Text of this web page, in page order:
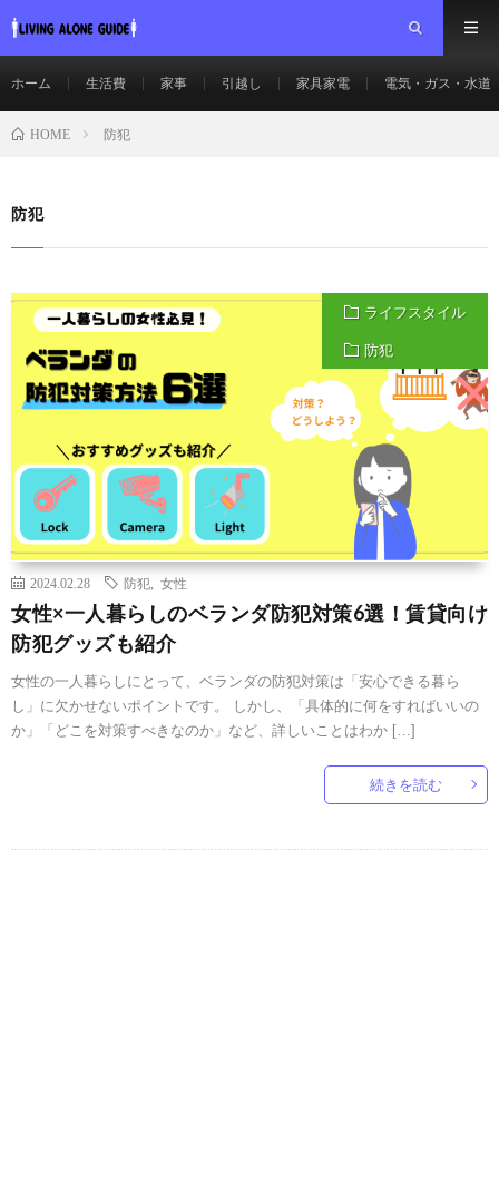
ホーム 生活費 家事 引越し 家具家電 電気・ガス・水道
HOME 防犯
防犯
ライフスタイル
防犯
2024.02.28 防犯 女性
女性×一人暮らしのベランダ防犯対策6選！賃貸向け
防犯グッズも紹介
女性の一人暮らしにとって、ベランダの防犯対策は「安心できる暮ら
し」に欠かせないポイントです。 しかし、「具体的に何をすればいいの
か」「どこを対策すべきなのか」など、詳しいことはわか […]
続きを読む